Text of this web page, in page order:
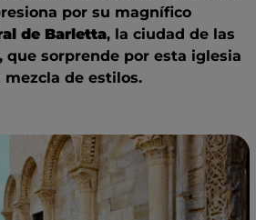
por su magnífico
de Barletta, la ciudad de las
que sorprende por esta iglesia
de estilos.